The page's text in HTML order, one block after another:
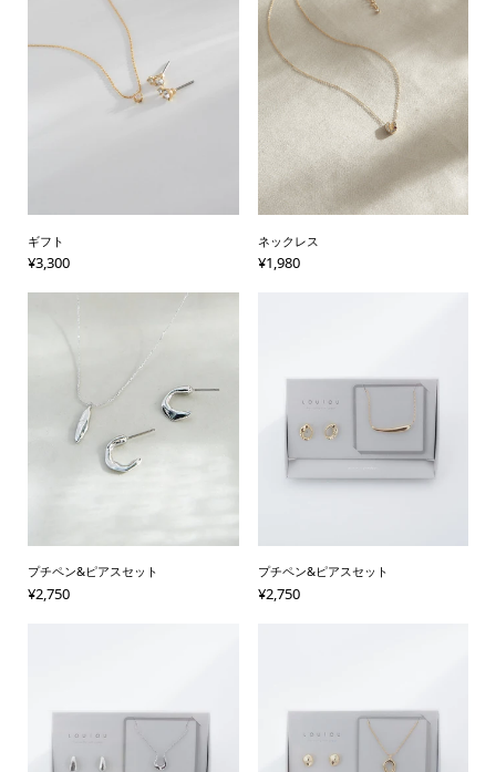
ギフト
¥3,300
ネックレス
¥1,980
プチペン&ピアスセット
¥2,750
プチペン&ピアスセット
¥2,750